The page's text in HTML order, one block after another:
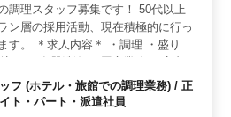
給されるなど、働きやすい環境
収400万円から600万円とい
福利厚生も整っており、社会保
平均年齢が38.3歳と比較的若い
々も活躍されており、ベテラン
あります。
調理スタッフ募集です！ 50代以上
ン層の採用活動、現在積極的に行っ
す。 ＊求人内容＊ ・調理 ・盛り付
理補助 備考 ・週休2日制 ・社会保
勤務時間応相談 ・50代、60代の採
フ (ホテル・旅館での調理業務) / 正
ト・パート・派遣社員